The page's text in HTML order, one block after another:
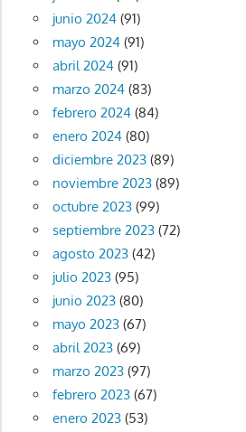
junio 2024(91)
mayo 2024(91)
abril 2024(91)
marzo 2024(83)
febrero 2024(84)
enero 2024(80)
diciembre 2023(89)
noviembre 2023(89)
octubre 2023(99)
septiembre 2023(72)
agosto 2023(42)
julio 2023(95)
junio 2023(80)
mayo 2023(67)
abril 2023(69)
marzo 2023(97)
febrero 2023(67)
enero 2023(53)